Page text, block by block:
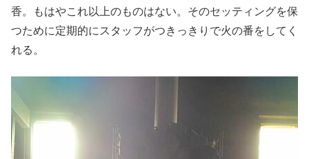
香。もはやこれ以上のものはない。そのセッティングを保
つために定期的にスタッフがつきっきりで火の番をしてく
れる。